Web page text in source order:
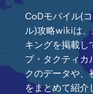
CoDモバイル(
ル)攻略wikiは
キングを掲載し
プ・タクティカ
クのデータや、
をまとめて紹介